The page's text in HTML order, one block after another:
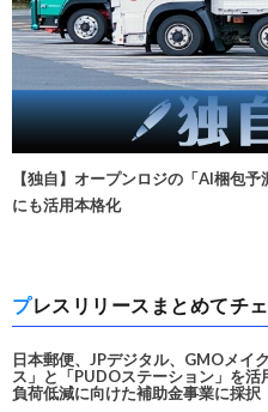
【独自】オープンロジの「AI梱包
にも活用本格化
プレスリリースまとめてチ
日本郵便、JPデジタル、GMOメイ
ス」と「PUDOステーション」を
負荷低減に向けた補助金事業に採択